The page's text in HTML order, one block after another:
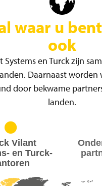
waar u
ook
Systems en Turck zijn
Daarnaast worden
door bekwame
landen.
Vilant
en Turck-